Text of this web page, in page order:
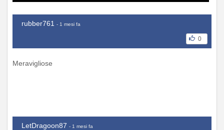
rubber761 - 1 mesi fa
0
Meravigliose
LetDragoon87 - 1 mesi fa